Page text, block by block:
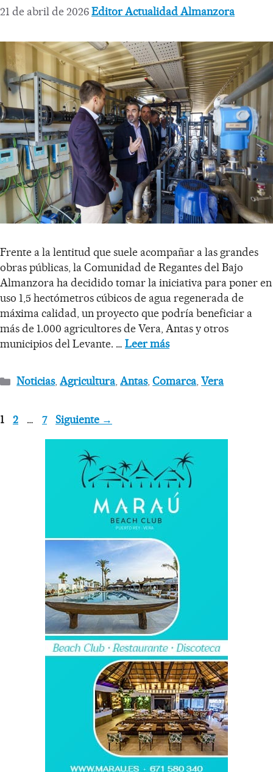
21 de abril de 2026Editor Actualidad Almanzora
Frente a la lentitud que suele acompañar a las grandes
obras públicas, la Comunidad de Regantes del Bajo
Almanzora ha decidido tomar la iniciativa para poner en
uso 1,5 hectómetros cúbicos de agua regenerada de
máxima calidad, un proyecto que podría beneficiar a
más de 1.000 agricultores de Vera, Antas y otros
municipios del Levante. … Leer más
Noticias,Agricultura,Antas,Comarca,Vera
1 2 … 7 Siguiente →